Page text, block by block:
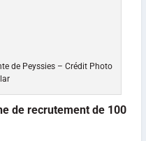
de Peyssies – Crédit Photo
de recrutement de 100